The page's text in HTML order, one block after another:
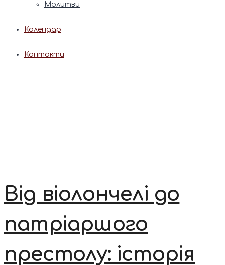
Молитви
Календар
Контакти
Від віолончелі до
патріаршого
престолу: історія